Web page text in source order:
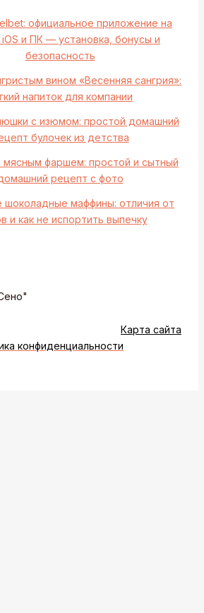
официальное приложение на
и ПК — установка, бонусы и
безопасность
вином «Весенняя сангрия»:
напиток для компании
с изюмом: простой домашний
булочек из детства
мясным фаршем: простой и сытный
рецепт с фото
шоколадные маффины: отличия от
и как не испортить выпечку
Карта сайта
конфиденциальности